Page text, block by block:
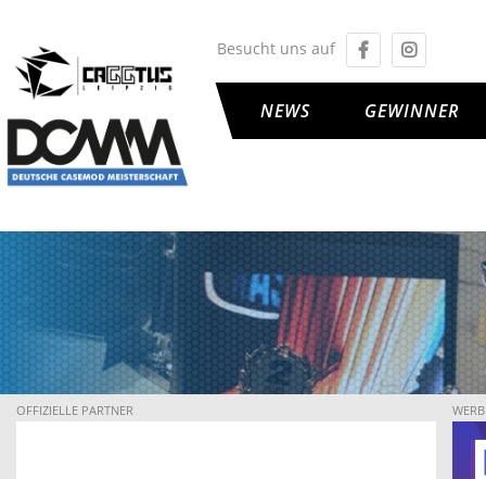
NEWS GEWINNER
Besucht uns auf
OFFIZIELLE PARTNER